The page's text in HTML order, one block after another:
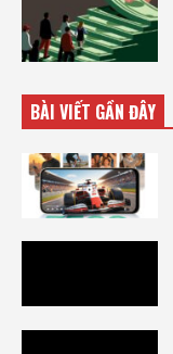
BÀI VIẾT GẦN ĐÂY